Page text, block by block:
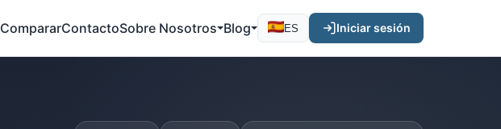
CompararContactoSobre Nosotros Blog ES Iniciar sesión